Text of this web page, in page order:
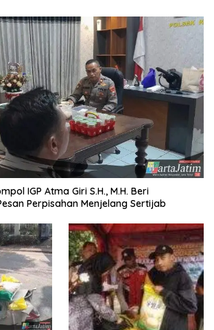
IGP Atma Giri S.H., M.H. Beri
Perpisahan Menjelang Sertijab